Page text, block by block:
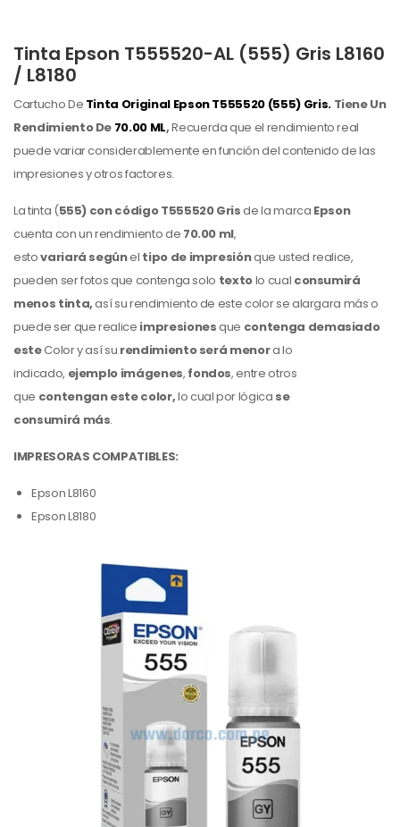
Tinta Epson T555520-AL (555) Gris L8160
/ L8180
Cartucho De Tinta Original EpsonT555520 (555) Gris. Tiene Un
Rendimiento De 70.00 ML,Recuerda que el rendimiento real
puede variar considerablemente en función del contenido de las
impresiones y otros factores.
La tinta (555) con códigoT555520 Grisde la marca Epson
cuenta con un rendimiento de 70.00 ml,
estovariará segúnel tipo de impresiónque usted realice,
pueden ser fotos que contenga solo textolo cual consumirá
menos tinta,así su rendimiento de este colorse alargara más o
puede ser que realice impresionesque contenga demasiado
esteColory así su rendimiento será menora lo
indicado, ejemplo imágenes, fondos,entre otros
que contengan este color,lo cual por lógica se
consumirá más.
IMPRESORAS COMPATIBLES:
Epson L8160
Epson L8180